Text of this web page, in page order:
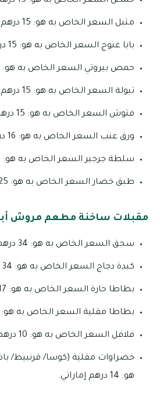
متبل السعر الخاص به هو: 15 درهم إماراتي.
بابا غنوج السعر الخاص به هو: 15 درهم إماراتي.
حمص بيروتي السعر الخاص به هو: 17 درهم إماراتي.
تبولة السعر الخاص به هو: 15 درهم إماراتي.
فتوش السعر الخاص به هو: 15 درهم إماراتي.
ورق عنب السعر الخاص به هو: 16 درهم إماراتي.
سلطة جرجير السعر الخاص به هو: 15 درهم إماراتي.
طبق خضار السعر الخاص به هو: 25 درهم إماراتي.
مقبلات ساخنة مطعم مروش
سجق السعر الخاص به هو: 34 درهم إماراتي.
كبدة دجاج السعر الخاص به هو: 34 درهم إماراتي.
بطاطا حارة السعر الخاص به هو: 17 درهم إماراتي.
بطاطا مقلية السعر الخاص به هو: 10 درهم إماراتي.
فلافل السعر الخاص به هو: 10 درهم إماراتي.
خضراوات مقلية (كوسا/ قرنبيط/
هو: 14 درهم إماراتي.